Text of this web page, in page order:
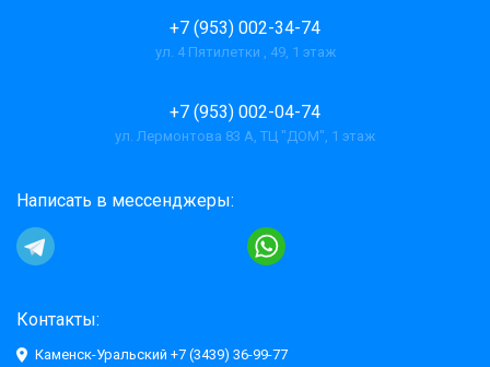
+7 (953) 002-34-74
ул. 4 Пятилетки , 49, 1 этаж
+7 (953) 002-04-74
ул. Лермонтова 83 А, ТЦ "ДОМ", 1 этаж
Написать в мессенджеры:
Контакты:
Каменск-Уральский +7 (3439) 36-99-77